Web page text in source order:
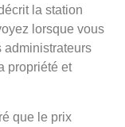
la station
lorsque vous
administrateurs
propriété et
que le prix